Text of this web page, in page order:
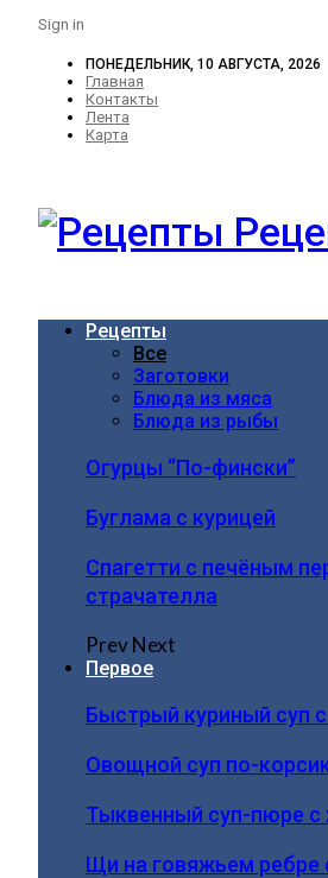
Sign in
ПОНЕДЕЛЬНИК, 10 АВГУСТА, 2026
Главная
Контакты
Лента
Карта
Рецепты
Все
Заготовки
Блюда из мяса
Блюда из рыбы
Огурцы “По-фински”
Буглама с курицей
Спагетти с печёным
страчателла
PrevNext
Первое
Быстрый куриный суп
Овощной суп по-
Тыквенный суп-пюре с
Щи на говяжьем ребре